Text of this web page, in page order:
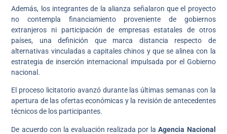
Además, los integrantes de la alianza señalaron que el proyecto
no contempla financiamiento proveniente de gobiernos
extranjeros ni participación de empresas estatales de otros
países, una definición que marca distancia respecto de
alternativas vinculadas a capitales chinos y que se alinea con la
estrategia de inserción internacional impulsada por el Gobierno
nacional.
El proceso licitatorio avanzó durante las últimas semanas con la
apertura de las ofertas económicas y la revisión de antecedentes
técnicos de los participantes.
De acuerdo con la evaluación realizada por laAgencia Nacional